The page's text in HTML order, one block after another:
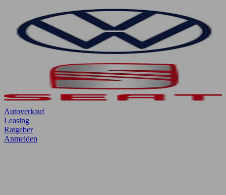
Autoverkauf
Leasing
Ratgeber
Anmelden